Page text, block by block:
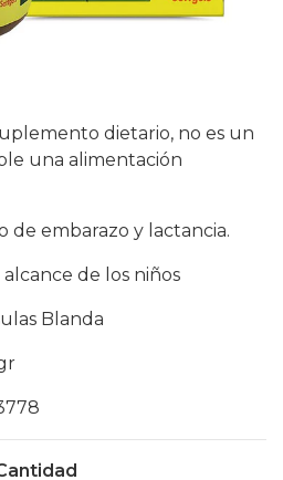
dietario, no es un
una alimentación
de embarazo y lactancia.
de los niños
Blanda